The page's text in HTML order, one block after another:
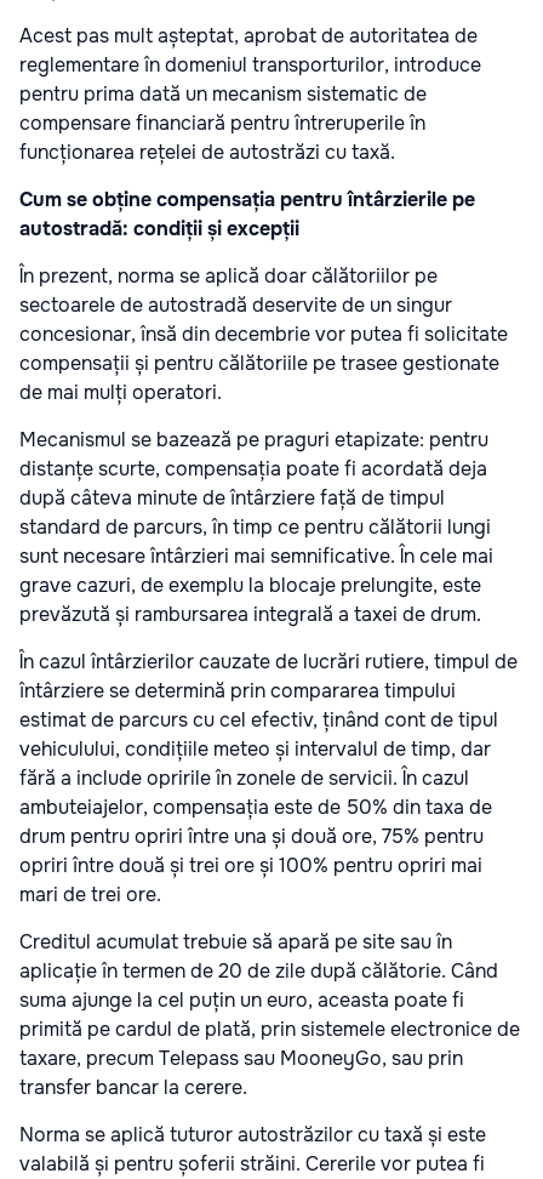
Acest pas mult așteptat, aprobat de autoritatea de
reglementare în domeniul transporturilor, introduce
pentru prima dată un mecanism sistematic de
compensare financiară pentru întreruperile în
funcționarea rețelei de autostrăzi cu taxă.
Cum se obține compensația pentru întârzierile pe
autostradă: condiții și excepții
În prezent, norma se aplică doar călătoriilor pe
sectoarele de autostradă deservite de un singur
concesionar, însă din decembrie vor putea fi solicitate
compensații și pentru călătoriile pe trasee gestionate
de mai mulți operatori.
Mecanismul se bazează pe praguri etapizate: pentru
distanțe scurte, compensația poate fi acordată deja
după câteva minute de întârziere față de timpul
standard de parcurs, în timp ce pentru călătorii lungi
sunt necesare întârzieri mai semnificative. În cele mai
grave cazuri, de exemplu la blocaje prelungite, este
prevăzută și rambursarea integrală a taxei de drum.
În cazul întârzierilor cauzate de lucrări rutiere, timpul de
întârziere se determină prin compararea timpului
estimat de parcurs cu cel efectiv, ținând cont de tipul
vehiculului, condițiile meteo și intervalul de timp, dar
fără a include opririle în zonele de servicii. În cazul
ambuteiajelor, compensația este de 50% din taxa de
drum pentru opriri între una și două ore, 75% pentru
opriri între două și trei ore și 100% pentru opriri mai
mari de trei ore.
Creditul acumulat trebuie să apară pe site sau în
aplicație în termen de 20 de zile după călătorie. Când
suma ajunge la cel puțin un euro, aceasta poate fi
primită pe cardul de plată, prin sistemele electronice de
taxare, precum Telepass sau MooneyGo, sau prin
transfer bancar la cerere.
Norma se aplică tuturor autostrăzilor cu taxă și este
valabilă și pentru șoferii străini. Cererile vor putea fi